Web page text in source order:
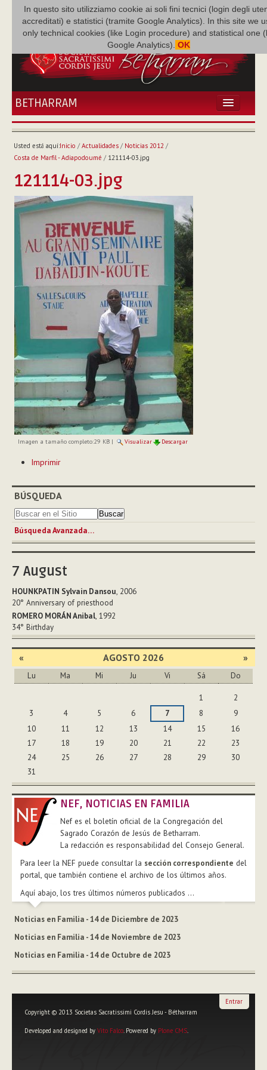
In questo sito utilizziamo cookie ai soli fini tecnici (login degli
accreditati) e statistici (tramite Google Analytics). In this site we
only technical cookies (like Login procedure) and statistical one
Google Analytics). OK
BETHARRAM
INICIO
BETHARRAM
MISIÓN
NEF
MULTIMEDIA
P. AUGUSTO ETCHECOPAR
Usted está aquí:Inicio / Actualidades/ Noticias 2012 /
Costa de Marfil - Adiapodoumé / 121114-03.jpg
121114-03.jpg
Imagen a tamaño completo:29 KB| Visualizar Descargar
de
Imprimir
BÚSQUEDA
Búsqueda Avanzada…
7 August
HOUNKPATIN Sylvain Dansou, 2006
20° Anniversary of priesthood
ROMERO MORÁN Anibal, 1992
34° Birthday
« AGOSTO 2026 »
Lu Ma Mi Ju Vi Sá Do
1
2
3
4 5 6 7 8
9
10
11 12 13 14 15
16
17
18 19 20 21 22
23
24
25 26 27 28 29
30
31
NEF, NOTICIAS EN FAMILIA
Nef es el boletín oficial de la Congregación del
Sagrado Corazón de Jesús de Betharram.
La redacción es responsabilidad del Consejo General.
Para leer la NEF puede consultar la sección correspondiente del
portal, que también contiene el archivo de los últimos años.
Aquí abajo, los tres últimos números publicados ...
Noticias en Familia - 14 de Diciembre de 2023
Noticias en Familia - 14 de Noviembre de 2023
Noticias en Familia - 14 de Octubre de 2023
Copyright © 2013 Societas Sacratissimi Cordis Jesu - Bétharram
Developed and designed by Vito Falco. Powered by Plone CMS.
Entrar